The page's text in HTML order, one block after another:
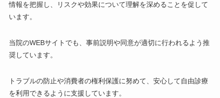
情報を把握し、リスクや効果について理解を深めることを促して
います。
当院のWEBサイトでも、事前説明や同意が適切に行われるよう推
奨しています。
トラブルの防止や消費者の権利保護に努めて、安心して自由診療
を利用できるように支援しています。